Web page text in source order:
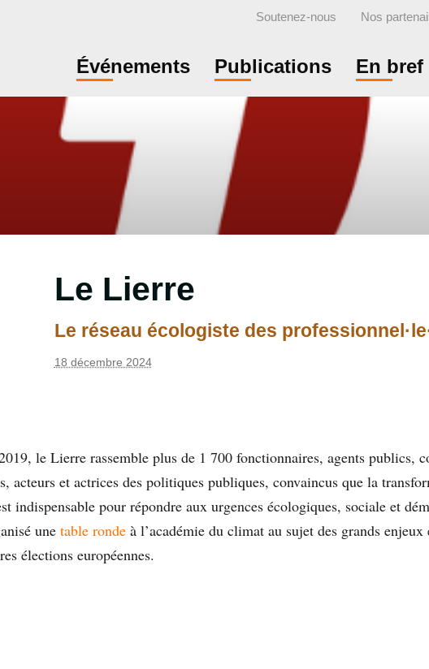
Soutenez-nous Nos
Événements Publications En bref
Le Lierre
Le réseau écologiste des
18 décembre 2024
le Lierre rassemble plus de 1 700 fonctionnaires, agents publics,
acteurs et actrices des politiques publiques, convaincus que la
indispensable pour répondre aux urgences écologiques, sociale et
une table ronde à l’académie du climat au sujet des grands
élections européennes.